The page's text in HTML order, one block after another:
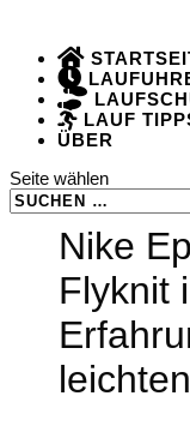
LAUF
ÜBER
Seite wählen
Nike
Flyknit